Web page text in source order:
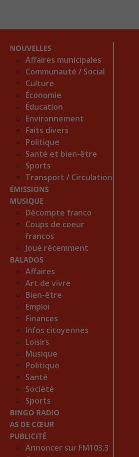
NOUVELLES
Affaires municipales
Communauté / Social
Culture
Économie
Éducation
Environnement
Faits divers
Politique
Santé et bien-être
Sports
Transport / Circulation
ÉMISSIONS
MUSIQUE
Décompte franco
Coups de coeur
francos
Joué récemment
BALADOS
Affaires
Art de vivre
Bien-être
Emploi
Finances
Infos citoyennes
Loisirs
Musique
Politique
Santé
Société
Sports
BINGO RADIO
AS DE CŒUR
PUBLICITÉ
Annoncer sur FM103,3